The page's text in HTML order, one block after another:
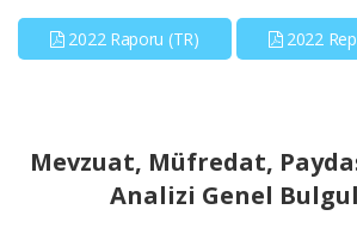
2022 Raporu (TR) 2022
Mevzuat, Müfredat,
Analizi Genel